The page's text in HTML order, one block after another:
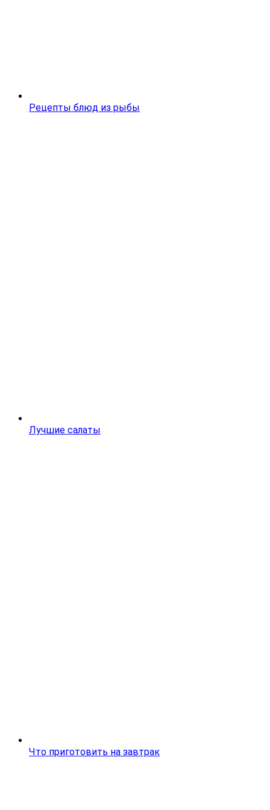
Рецепты блюд из рыбы
Лучшие салаты
Что приготовить на завтрак